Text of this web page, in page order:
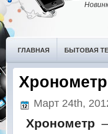
ГЛАВНАЯ БЫТОВАЯ
НОВОСТИ ИТ-ТЕХНОЛОГИЙ
Март 24th,
Хронометр